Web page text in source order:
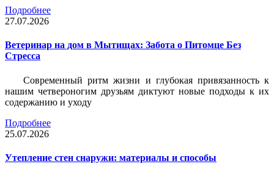
Подробнее
27.07.2026
Ветеринар на дом в Мытищах: Забота о Питомце Без
Стресса
Современный ритм жизни и глубокая привязанность к
нашим четвероногим друзьям диктуют новые подходы к их
содержанию и уходу
Подробнее
25.07.2026
Утепление стен снаружи: материалы и способы